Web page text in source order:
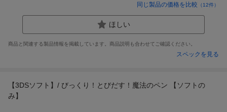
同じ製品の価格を比較 （12件）
ほしい
商品と関連する製品情報を掲載しています。商品説明も合わせてご確認ください。
スペックを見る
【3DSソフト】/ びっくり！とびだす！魔法のペン 【ソフトの
み】